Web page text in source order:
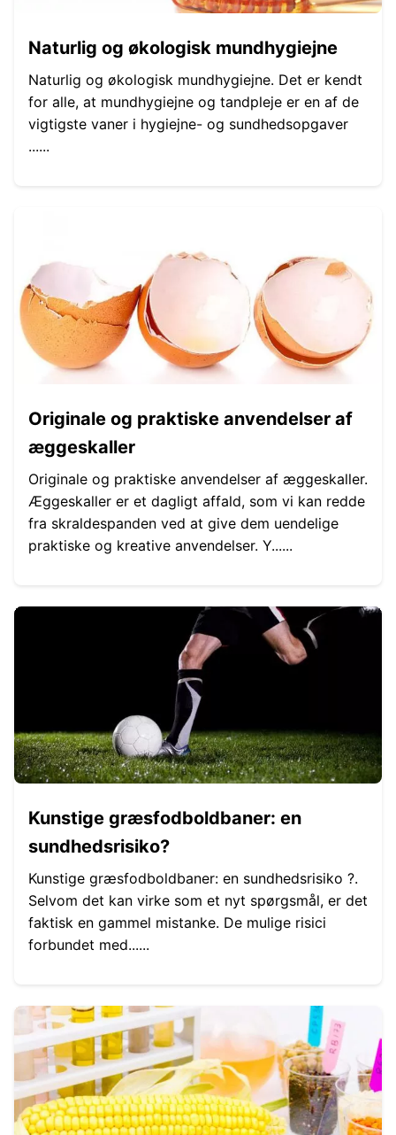
Naturlig og økologisk mundhygiejne
Naturlig og økologisk mundhygiejne. Det er kendt
for alle, at mundhygiejne og tandpleje er en af ​​de
vigtigste vaner i hygiejne- og sundhedsopgaver
......
Originale og praktiske anvendelser af
æggeskaller
Originale og praktiske anvendelser af æggeskaller.
Æggeskaller er et dagligt affald, som vi kan redde
fra skraldespanden ved at give dem uendelige
praktiske og kreative anvendelser. Y......
Kunstige græsfodboldbaner: en
sundhedsrisiko?
Kunstige græsfodboldbaner: en sundhedsrisiko ?.
Selvom det kan virke som et nyt spørgsmål, er det
faktisk en gammel mistanke. De mulige risici
forbundet med......